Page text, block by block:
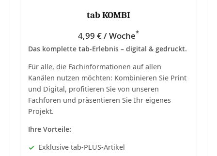
tab KOMBI
4,99 € / Woche*
Das komplette tab-Erlebnis – digital & gedruckt.
Für alle, die Fachinformationen auf allen
Kanälen nutzen möchten: Kombinieren Sie Print
und Digital, profitieren Sie von unseren
Fachforen und präsentieren Sie Ihr eigenes
Projekt.
Ihre Vorteile:
Exklusive tab-PLUS-Artikel